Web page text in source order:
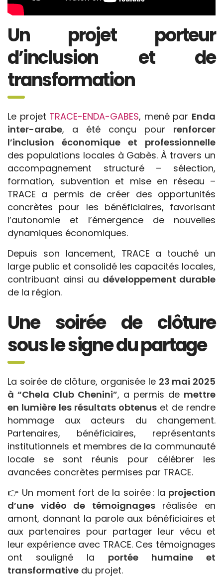
Un projet porteur
d’inclusion et de
transformation
Le projet TRACE-ENDA-GABES, mené par Enda
inter-arabe, a été conçu pour renforcer
l’inclusion économique et professionnelle
des populations locales à Gabès. À travers un
accompagnement structuré – sélection,
formation, subvention et mise en réseau –
TRACE a permis de créer des opportunités
concrètes pour les bénéficiaires, favorisant
l’autonomie et l’émergence de nouvelles
dynamiques économiques.
Depuis son lancement, TRACE a touché un
large public et consolidé les capacités locales,
contribuant ainsi au développement durable
de la région.
Une soirée de clôture
sous le signe du partage
La soirée de clôture, organisée le 23 mai 2025
à “Chela Club Chenini”, a permis de mettre
en lumière les résultats obtenus et de rendre
hommage aux acteurs du changement.
Partenaires, bénéficiaires, représentants
institutionnels et membres de la communauté
locale se sont réunis pour célébrer les
avancées concrètes permises par TRACE.
👉 Un moment fort de la soirée : la projection
d’une vidéo de témoignagesréalisée en
amont, donnant la parole aux bénéficiaires et
aux partenaires pour partager leur vécu et
leur expérience avec TRACE. Ces témoignages
ont souligné la portée humaine et
transformative du projet.